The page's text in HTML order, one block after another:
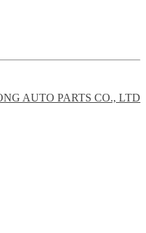
AUTO PARTS CO., LTD